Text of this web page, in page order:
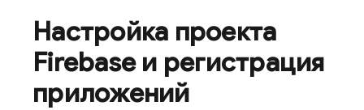
Настройка проекта
Firebase и регистрация
приложений